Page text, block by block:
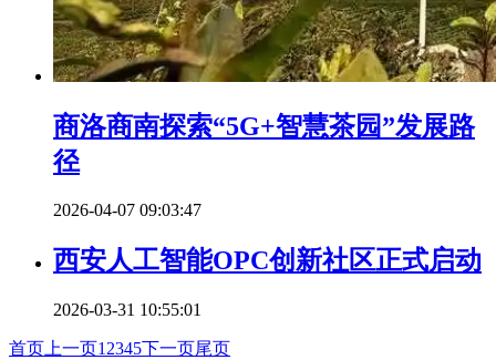
商洛商南探索“5G+智慧茶园”发展路
径
2026-04-07 09:03:47
西安人工智能OPC创新社区正式启动
2026-03-31 10:55:01
首页 上一页1 2345下一页尾页